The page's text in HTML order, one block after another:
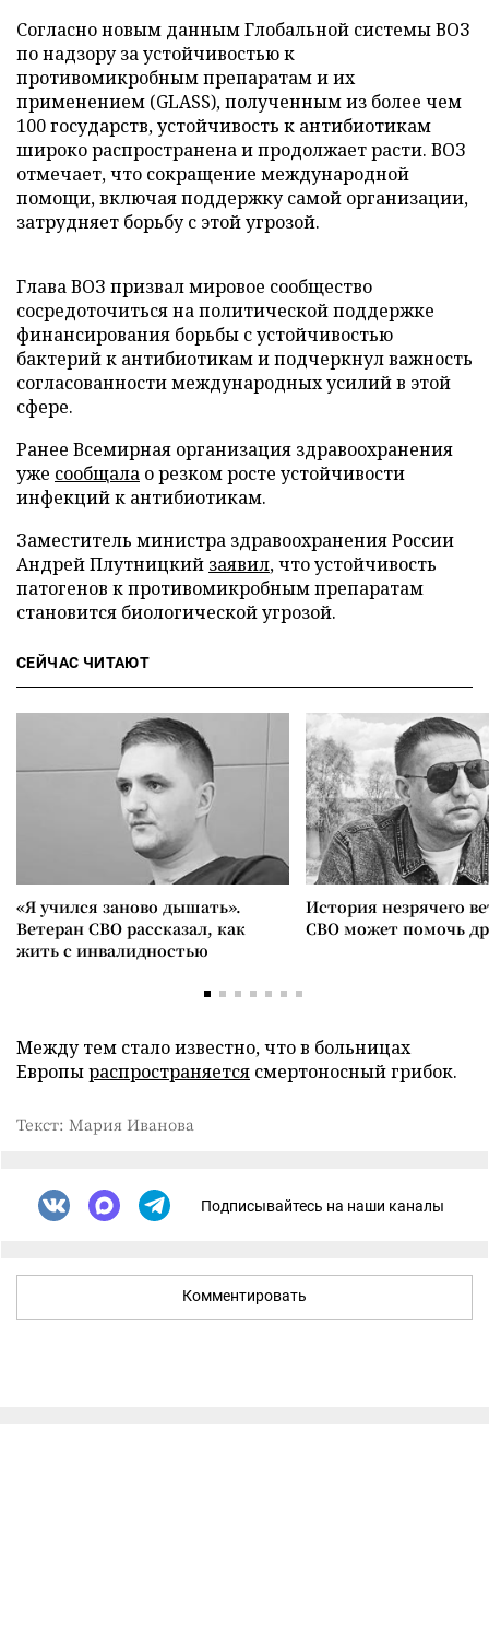
Согласно новым данным Глобальной системы ВОЗ
по надзору за устойчивостью к
противомикробным препаратам и их
применением (GLASS), полученным из более чем
100 государств, устойчивость к антибиотикам
широко распространена и продолжает расти. ВОЗ
отмечает, что сокращение международной
помощи, включая поддержку самой организации,
затрудняет борьбу с этой угрозой.
Глава ВОЗ призвал мировое сообщество
сосредоточиться на политической поддержке
финансирования борьбы с устойчивостью
бактерий к антибиотикам и подчеркнул важность
согласованности международных усилий в этой
сфере.
Ранее Всемирная организация здравоохранения
уже сообщала о резком росте устойчивости
инфекций к антибиотикам.
Заместитель министра здравоохранения России
Андрей Плутницкий заявил, что устойчивость
патогенов к противомикробным препаратам
становится биологической угрозой.
СЕЙЧАС ЧИТАЮТ
«Я учился заново дышать».
Ветеран СВО рассказал, как
жить с инвалидностью
История незрячего
СВО может помочь
Между тем стало известно, что в больницах
Европыраспространяется смертоносный грибок.
Текст: Мария Иванова
Подписывайтесь на наши каналы
Комментировать